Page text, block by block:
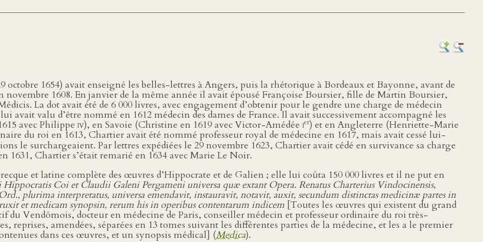
1654) avait enseigné les belles-lettres à Angers, puis la rhétorique à Bordeaux et Bayonne, avant de
1608. En janvier de la même année il avait épousé Françoise Boursier, fille de Martin Boursier,
La dot avait été de 6 000 livres, avec engagement d’obtenir pour le gendre une charge de médecin
valu d’être nommé en 1612 médecin des dames de France. Il avait successivement accompagné les
avec Philippe iv), en Savoie (Christine en 1619 avec Victor-Amédée ier) et en Angleterre (Henriette-Marie
du roi en 1613, Chartier avait été nommé professeur royal de médecine en 1617, mais avait cessé lui-
le surchargeaient. Par lettres expédiées le 29 novembre 1623, Chartier avait cédé en survivance sa charge
1631, Chartier s’était remarié en 1634 avec Marie Le Noir.
et latine complète des œuvres d’Hippocrate et de Galien ; elle lui coûta 150 000 livres et il ne put en
Coi et Claudii Galeni Pergameni universa quæ extant Opera. Renatus Charterius Vindocinensis,
plurima interpretatus, universa emendavit, instauravit, notavit, auxit, secundum distinctas medicinæ partes in
et medicam synopsin, rerum his in operibus contentarum indicem [Toutes les œuvres qui existent du grand
du Vendômois, docteur en médecine de Paris, conseiller médecin et professeur ordinaire du roi très-
amendées, séparées en 13 tomes suivant les différentes parties de la médecine, et les a le premier
dans ces œuvres, et un synopsis médical] (Medica).